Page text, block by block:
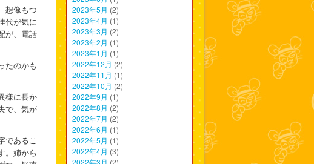
想像もつ
代が気に
が、電話
たのかも
様に長か
で、気が
であるこ
。姉から
2023年5月 (2)
2023年4月 (1)
2023年3月 (2)
2023年2月 (1)
2023年1月 (1)
2022年12月 (2)
2022年11月 (1)
2022年10月 (2)
2022年9月 (1)
2022年8月 (2)
2022年7月 (2)
2022年6月 (1)
2022年5月 (1)
2022年4月 (3)
2022年3月 (2)